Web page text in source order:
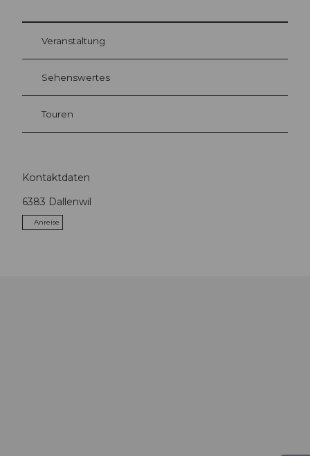
Veranstaltung
Sehenswertes
Touren
Kontaktdaten
6383 Dallenwil
Anreise